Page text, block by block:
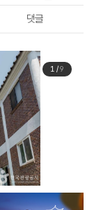
댓글
1/9